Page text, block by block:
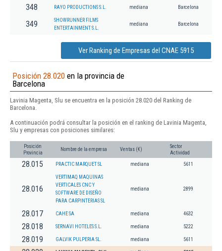
348 RAYO PRODUCTIONS S.L. mediana Barcelona
349
SHOWRUNNER FILMS
ENTERTAINMENT S.L.
mediana Barcelona
Ver Ranking de Empresas del CNAE 5915
Posición 28.020 en la provincia de
Barcelona
Lavinia Magenta, Slu se encuentra en la posición 28.020 del Ranking de
Barcelona.
A continuación podrá consultar la posición en el ranking de Lavinia Magenta,
Slu y empresas con posiciones similares:
Posición
Provincia
Nombre de la empresa Ventas (€)
Sector
Actividad
28.015 PRACTIC MARQUET SL mediana 5611
28.016
VERTIMAQ MAQUINAS
VERTICALES CNC Y
SOFTWARE DE DISEÑO
PARA CARPINTERIAS SL
mediana 2899
28.017 CAHE SA mediana 4632
28.018 SERNAVI HOTELES S.L. mediana 5222
28.019 GALVIK PULPERIA SL. mediana 5611